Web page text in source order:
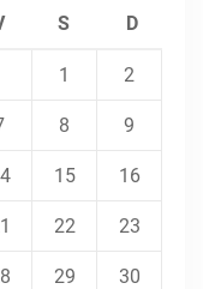
S D
1 2
8 9
15 16
22 23
29 30